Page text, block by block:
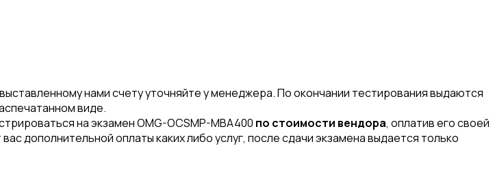
нами счету уточняйте у менеджера. По окончании тестирования выдаются
виде.
на экзамен OMG-OCSMP-MBA400 по стоимости вендора, оплатив его своей
дополнительной оплаты каких либо услуг, после сдачи экзамена выдается только